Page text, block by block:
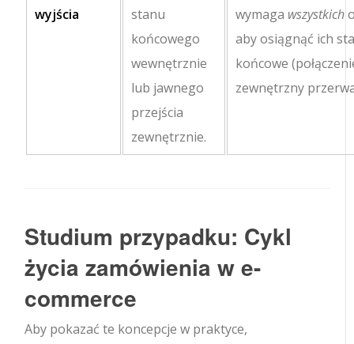
wyjścia
stanu
końcowego
wewnętrznie
lub jawnego
przejścia
zewnętrznie.
wymaga wszystkich
aby osiągnąć ich
końcowe
zewnętrzny
Studium przypadku: Cykl
życia zamówienia w e-
commerce
Aby pokazać te koncepcje w praktyce,